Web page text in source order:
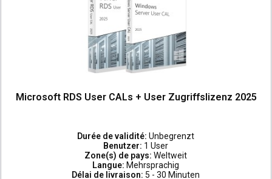
Microsoft RDS User CALs + User Zugriffslizenz 2025
Durée de validité:Unbegrenzt
Benutzer: 1 User
Zone(s) de pays:Weltweit
Langue: Mehrsprachig
Délai de livraison: 5 - 30 Minuten